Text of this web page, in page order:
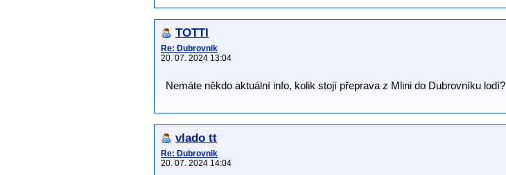
TOTTI
Re: Dubrovnik
20. 07. 2024 13:04
Nemáte někdo aktuální info, kolik stojí přeprava z Mlini do Dubrovníku lodí?
vlado tt
Re: Dubrovnik
20. 07. 2024 14:04